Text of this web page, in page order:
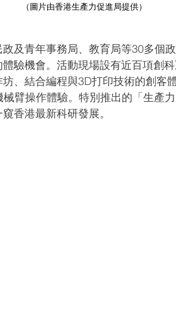
（圖片由香港生產力促進局提供）
及青年事務局、教育局等30多個
驗機會。活動現場設有近百項創
、結合編程與3D打印技術的創客
臂操作體驗。特別推出的「生產
香港最新科研發展。